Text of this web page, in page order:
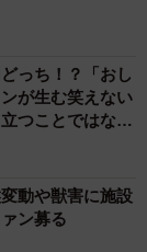
っち！？「おし
が生む笑えない
つことではな
動や獣害に施設
ン募る